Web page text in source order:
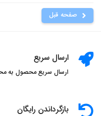
صفحه قبل
ارسال سریع
ارسال سریع محصول به
بازگرداندن رایگان